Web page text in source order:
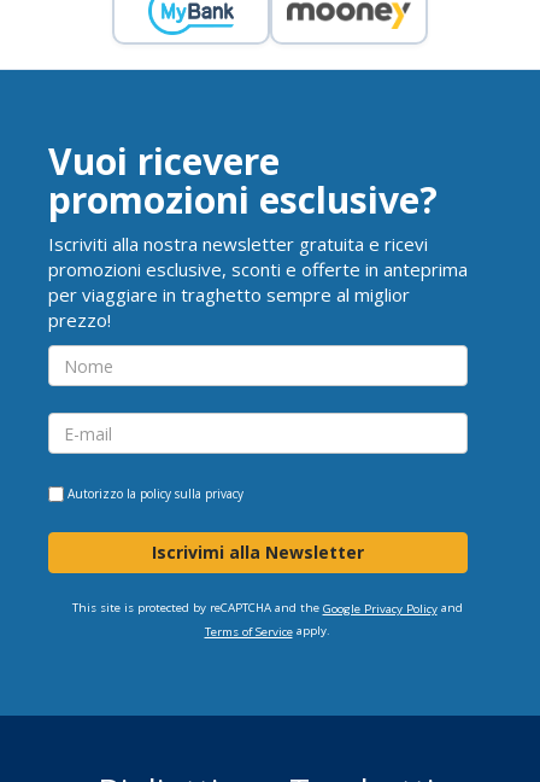
Vuoi ricevere
promozioni esclusive?
Iscriviti alla nostra newsletter gratuita e ricevi
promozioni esclusive, sconti e offerte in anteprima
per viaggiare in traghetto sempre al miglior
prezzo!
Autorizzo la policy sulla privacy
Iscrivimi alla Newsletter
This site is protected by reCAPTCHA and the Google Privacy Policyand
Terms of Serviceapply.